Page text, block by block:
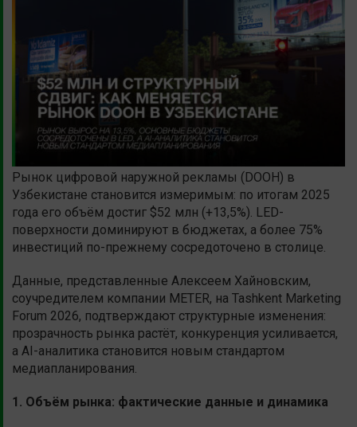
Рынок цифровой наружной рекламы (DOOH) в
Узбекистане становится измеримым: по итогам 2025
года его объём достиг $52 млн (+13,5%). LED-
поверхности доминируют в бюджетах, а более 75%
инвестиций по-прежнему сосредоточено в столице.
Данные, представленные Алексеем Хайновским,
соучредителем компании METER, на Tashkent Marketing
Forum 2026, подтверждают структурные изменения:
прозрачность рынка растёт, конкуренция усиливается,
а AI-аналитика становится новым стандартом
медиапланирования.
1. Объём рынка: фактические данные и динамика